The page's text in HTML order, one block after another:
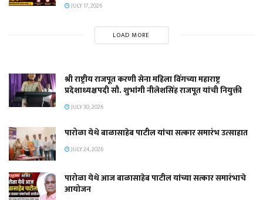
JULY 17, 2026
LOAD MORE
श्री राष्ट्रीय राजपूत करणी सेना महिला विंगच्या महाराष्ट्र
प्रदेशाध्यक्षपदी सौ. शुभांगी नीलेशसिंह राजपूत यांची नियुक्ती
JULY 30, 2026
पारोळा येथे बाळासाहेब पाटील यांचा सत्कार समारंभ उत्साहात
JULY 24, 2026
पारोळा येथे आज बाळासाहेब पाटील यांच्या सत्कार समारंभाचे
आयोजन